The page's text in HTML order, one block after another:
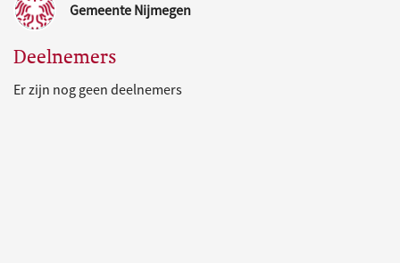
Gemeente Nijmegen
Deelnemers
Er zijn nog geen deelnemers